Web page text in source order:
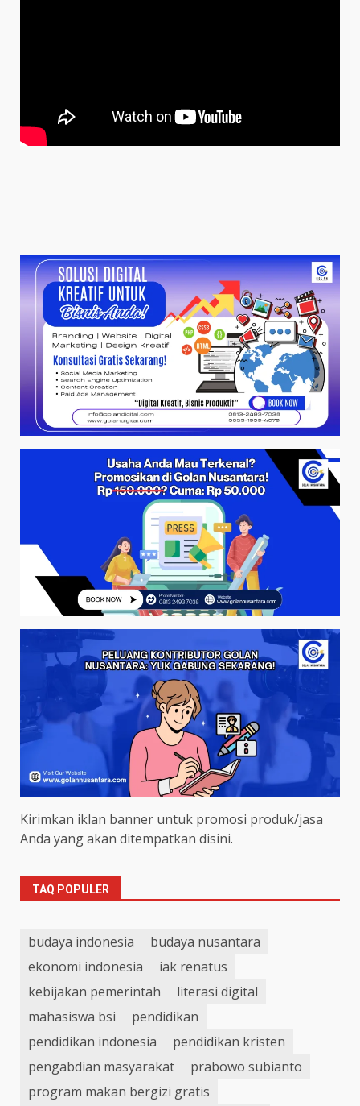
Kirimkan iklan banner untuk promosi produk/jasa
Anda yang akan ditempatkan disini.
TAQ POPULER
budaya indonesia
budaya nusantara
ekonomi indonesia
iak renatus
kebijakan pemerintah
literasi digital
mahasiswa bsi
pendidikan
pendidikan indonesia
pendidikan kristen
pengabdian masyarakat
prabowo subianto
program makan bergizi gratis